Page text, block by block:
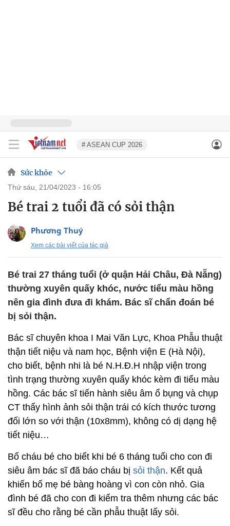
# ASEAN CUP 2026
Sức khỏe
thứ sáu, 21/04/2023 - 16:05
Bé trai 2 tuổi đã có sỏi thận
Phương Thuý
Xem các bài viết của tác giả
Bé trai 27 tháng tuổi (ở quận Hải Châu, Đà Nẵng)
thường xuyên quấy khóc, nước tiểu màu hồng
nên gia đình đưa đi khám. Bác sĩ chẩn đoán bé
bị sỏi thận.
Bác sĩ chuyên khoa I Mai Văn Lực, Khoa Phẫu thuật
thận tiết niệu và nam học, Bệnh viện E (Hà Nội),
cho biết, bệnh nhi là bé N.H.Đ.H nhập viện trong
tình trạng thường xuyên quấy khóc kèm đi tiểu màu
hồng. Các bác sĩ tiến hành siêu âm ổ bụng và chụp
CT thấy hình ảnh sỏi thận trái có kích thước tương
đối lớn so với thận (10x8mm), không có dị dạng hệ
tiết niệu…
Bố cháu bé cho biết khi bé 6 tháng tuổi cho con đi
siêu âm bác sĩ đã báo cháu bị sỏi thận. Kết quả
khiến bố mẹ bé bàng hoàng vì con còn nhỏ. Gia
đình bé đã cho con đi kiểm tra thêm nhưng các bác
sĩ đều cho rằng bé cần phẫu thuật lấy sỏi.